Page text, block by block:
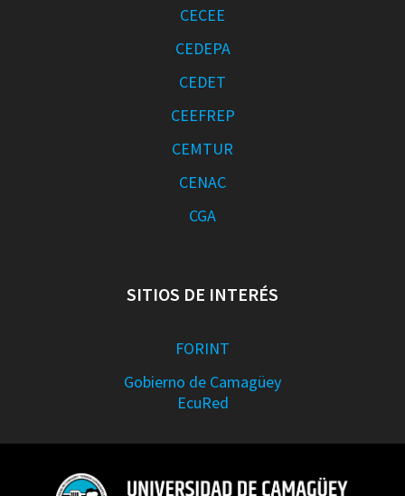
CECEE
CEDEPA
CEDET
CEEFREP
CEMTUR
CENAC
CGA
SITIOS DE INTERÉS
FORINT
Gobierno de Camagüey
EcuRed